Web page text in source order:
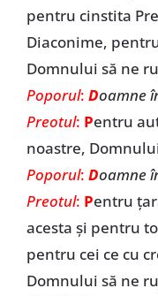
pentru cinstita
Diaconime,
Domnului să ne
Poporul: Doamne
Preotul: Pentru
noastre,
Poporul: Doamne
Preotul: Pentru
acesta și pentru
pentru cei ce cu
Domnului să ne